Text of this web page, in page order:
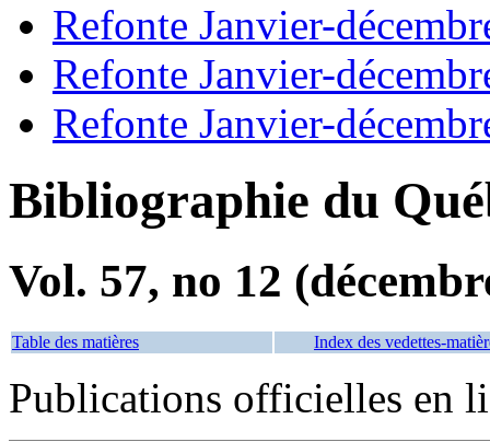
Refonte Janvier-
Refonte Janvier-
Refonte Janvier-
Bibliographie du
Vol. 57, no 12
Table des matières Index des vedettes-
Publications officielles en